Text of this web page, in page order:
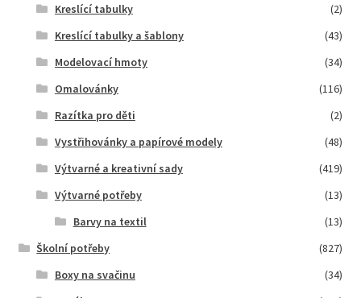
Kreslící tabulky
(2)
Kreslící tabulky a šablony
(43)
Modelovací hmoty
(34)
Omalovánky
(116)
Razítka pro děti
(2)
Vystřihovánky a papírové modely
(48)
Výtvarné a kreativní sady
(419)
Výtvarné potřeby
(13)
Barvy na textil
(13)
Školní potřeby
(827)
Boxy na svačinu
(34)